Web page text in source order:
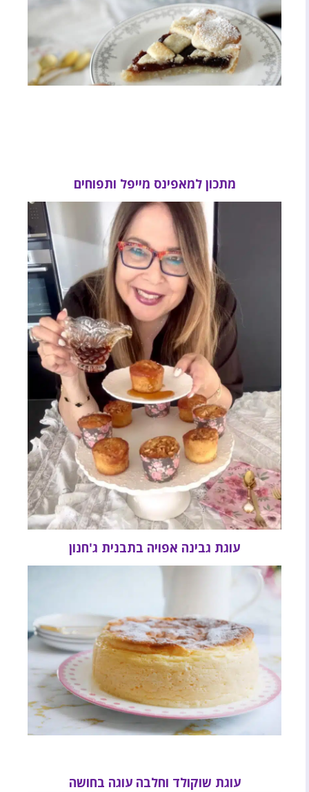
מתכון למאפינס מייפל ותפוחים
עוגת גבינה אפויה בתבנית ג'חנון
עוגת שוקולד וחלבה עוגה בחושה